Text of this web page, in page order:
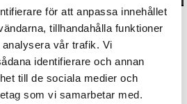
för att anpassa innehållet
tillhandahålla funktioner
vår trafik. Vi
identifierare och annan
till de sociala medier och
som vi samarbetar med.